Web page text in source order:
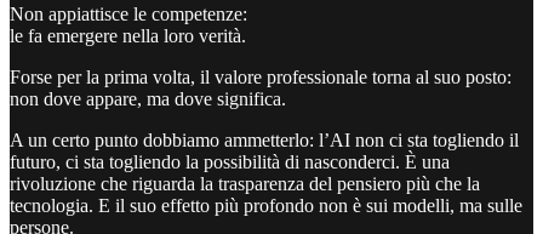
Non appiattisce le competenze:
le fa emergere nella loro verità.
Forse per la prima volta, il valore professionale torna al suo posto:
non dove appare, ma dove significa.
A un certo punto dobbiamo ammetterlo: l’AI non ci sta togliendo il
futuro, ci sta togliendo la possibilità di nasconderci. È una
rivoluzione che riguarda la trasparenza del pensiero più che la
tecnologia. E il suo effetto più profondo non è sui modelli, ma sulle
persone.